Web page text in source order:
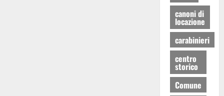
canoni di
locazione
carabinieri
centro
storico
Comune